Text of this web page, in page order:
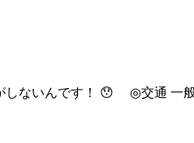
しないんです！ 😯 ◎交通 一